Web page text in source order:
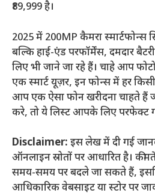
₹89,999 है।
2025 में 200MP कैमरा स्मार्टफोन्स
बल्कि हाई-एंड परफॉर्मेंस, दमदार
लिए भी जाने जा रहे हैं। चाहे आप
एक स्मार्ट यूज़र, इन फोन्स में हर
आप एक ऐसा फोन खरीदना चाहते हैं
करे, तो ये लिस्ट आपके लिए परफेक्ट
Disclaimer: इस लेख में दी गई
ऑनलाइन स्रोतों पर आधारित है।
समय-समय पर बदले जा सकते हैं,
आधिकारिक वेबसाइट या स्टोर पर